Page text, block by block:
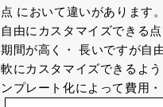
点 において違いがあります
自由にカスタマイズできる
期間が高く・長いですが自
軟にカスタマイズできるよ
ンプレート化によって費用